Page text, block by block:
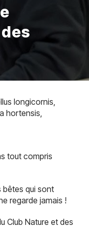
longicornis,
hortensis,
tout compris
bêtes qui sont
regarde jamais !
Club Nature et des